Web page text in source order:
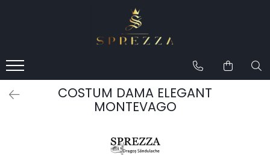
Costume de mire 2026
Redingotă bărbați
Frac bărbați
COSTUM DAMA ELEGANT
MONTEVAGO